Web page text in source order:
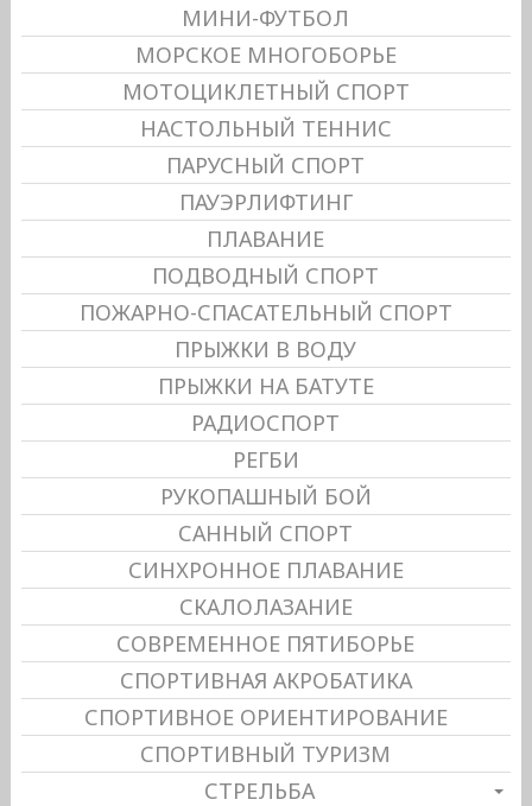
МИНИ-ФУТБОЛ
МОРСКОЕ МНОГОБОРЬЕ
МОТОЦИКЛЕТНЫЙ СПОРТ
НАСТОЛЬНЫЙ ТЕННИС
ПАРУСНЫЙ СПОРТ
ПАУЭРЛИФТИНГ
ПЛАВАНИЕ
ПОДВОДНЫЙ СПОРТ
ПОЖАРНО-СПАСАТЕЛЬНЫЙ СПОРТ
ПРЫЖКИ В ВОДУ
ПРЫЖКИ НА БАТУТЕ
РАДИОСПОРТ
РЕГБИ
РУКОПАШНЫЙ БОЙ
САННЫЙ СПОРТ
СИНХРОННОЕ ПЛАВАНИЕ
СКАЛОЛАЗАНИЕ
СОВРЕМЕННОЕ ПЯТИБОРЬЕ
СПОРТИВНАЯ АКРОБАТИКА
СПОРТИВНОЕ ОРИЕНТИРОВАНИЕ
СПОРТИВНЫЙ ТУРИЗМ
СТРЕЛЬБА